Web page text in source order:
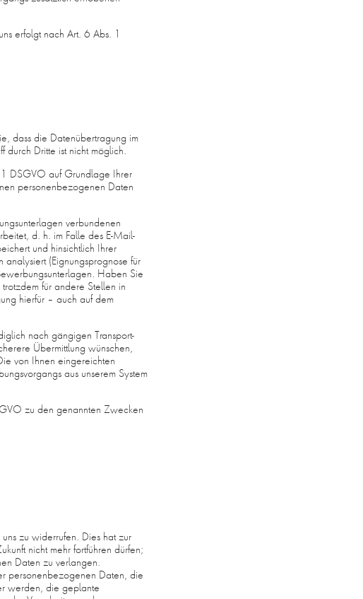
erfolgt nach Art. 6 Abs. 1
dass die Datenübertragung im
durch Dritte ist nicht möglich.
DSGVO auf Grundlage Ihrer
personenbezogenen Daten
verbundenen
d. h. im Falle des E-Mail-
und hinsichtlich Ihrer
(Eignungsprognose für
Haben Sie
für andere Stellen in
hierfür – auch auf dem
nach gängigen Transport-
Übermittlung wünschen,
von Ihnen eingereichten
aus unserem System
zu den genannten Zwecken
zu widerrufen. Dies hat zur
nicht mehr fortführen dürfen;
Daten zu verlangen.
personenbezogenen Daten, die
werden, die geplante